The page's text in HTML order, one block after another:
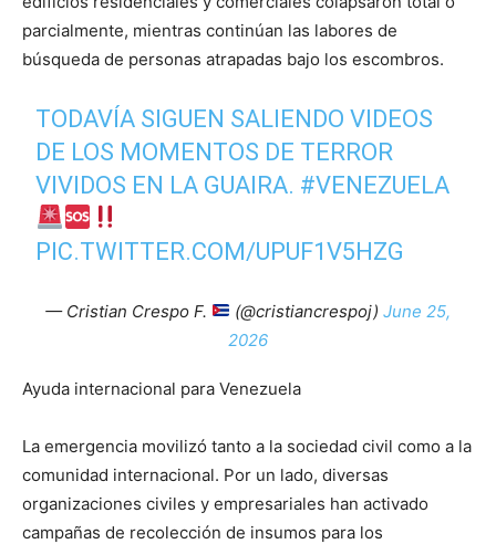
parcialmente, mientras continúan las labores de
búsqueda de personas atrapadas bajo los escombros.
TODAVÍA SIGUEN SALIENDO VIDEOS
DE LOS MOMENTOS DE TERROR
VIVIDOS EN LA GUAIRA. #VENEZUELA
PIC.TWITTER.COM/UPUF1V5HZG
— Cristian Crespo F. (@cristiancrespoj)June 25,
2026
Ayuda internacional para Venezuela
La emergencia movilizó tanto a la sociedad civil como a la
comunidad internacional. Por un lado, diversas
organizaciones civiles y empresariales han activado
campañas de recolección de insumos para los